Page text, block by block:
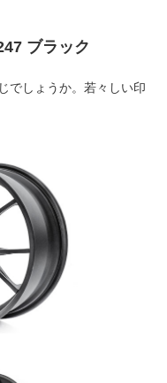
ブラック
でしょうか。若々しい印